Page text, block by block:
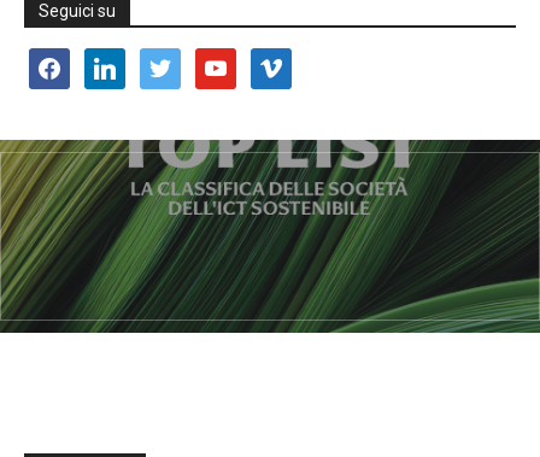
Seguici su
facebooklinkedin twitter youtube vimeo